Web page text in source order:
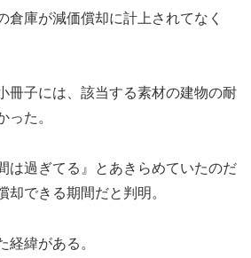
庫が減価償却に計上されてなく
冊子には、該当する素材の建物の耐
った。
は過ぎてる』とあきらめていたのだ
却できる期間だと判明。
緯がある。